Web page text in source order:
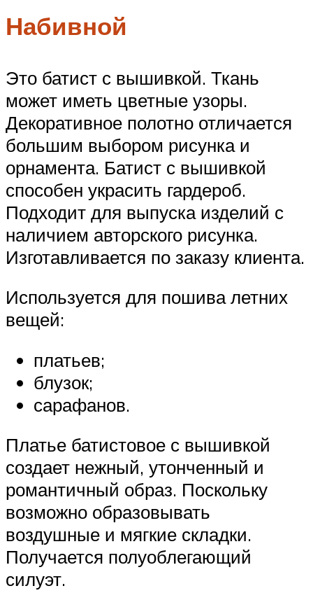
Набивной
Это батист с вышивкой. Ткань
может иметь цветные узоры.
Декоративное полотно отличается
большим выбором рисунка и
орнамента. Батист с вышивкой
способен украсить гардероб.
Подходит для выпуска изделий с
наличием авторского рисунка.
Изготавливается по заказу клиента.
Используется для пошива летних
вещей:
платьев;
блузок;
сарафанов.
Платье батистовое с вышивкой
создает нежный, утонченный и
романтичный образ. Поскольку
возможно образовывать
воздушные и мягкие складки.
Получается полуоблегающий
силуэт.